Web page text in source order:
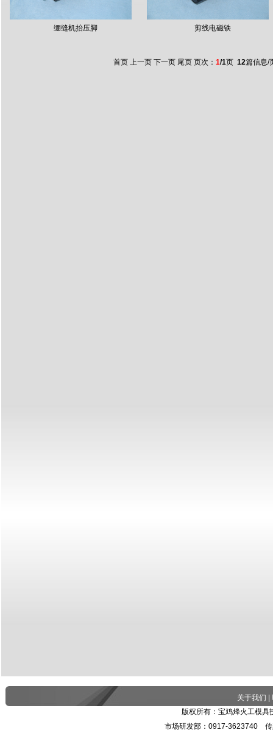
绷缝机抬压脚 剪线电磁铁
首页 上一页 下一页 尾页 页次： 1/1页 12篇信息/
关于我们
版权所有：宝鸡烽火工模具
市场研发部：0917-3623740